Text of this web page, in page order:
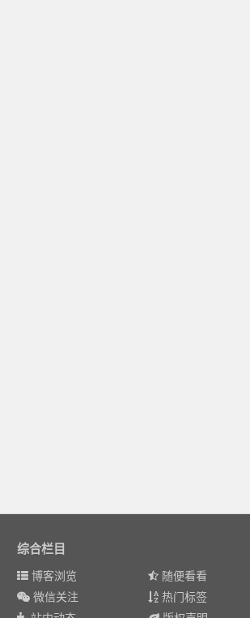
综合栏目
博客浏览 随便看看
微信关注
热门标签